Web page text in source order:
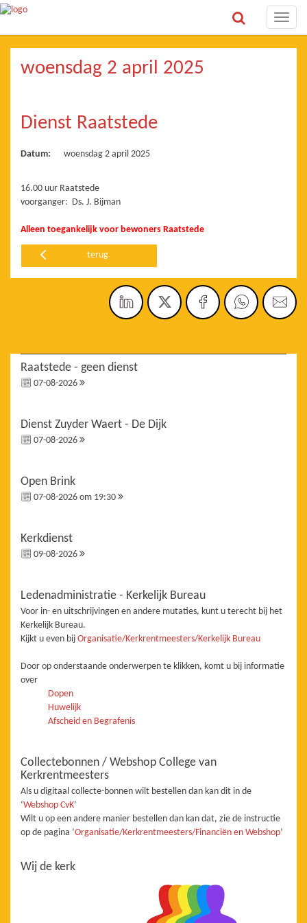
Toggle
woensdag 2 april 2025
Dienst Raatstede
Datum: woensdag 2 april 2025
16.00 uur Raatstede
voorganger: Ds. J. Bijman
Alleen toegankelijk voor bewoners Raatstede
terug
Raatstede - geen dienst
07-08-2026
Dienst Zuyder Waert - De Dijk
07-08-2026
Open Brink
07-08-2026 om 19:30
Kerkdienst
09-08-2026
Ledenadministratie - Kerkelijk Bureau
Voor in- en uitschrijvingen en andere mutaties, kunt u terecht bij het
Kerkelijk Bureau.
Kijkt u even bij Organisatie/Kerkrentmeesters/Kerkelijk Bureau
Door op onderstaande onderwerpen te klikken, komt u bij informatie
over
Dopen
Huwelijk
Afscheid en Begrafenis
Collectebonnen / Webshop College van
Kerkrentmeesters
Als u digitaal collecte-bonnen wilt bestellen dan kan dit in de
‘Webshop CvK’
Wilt u op een andere manier bestellen dan kan dat, zie de instructie
op de pagina ‘Organisatie/Kerkrentmeesters/Financiën en Webshop’
Wij de kerk